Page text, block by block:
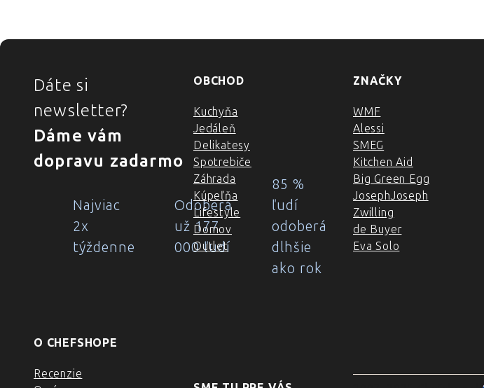
ZÁPÄTIE
Dáte si
newsletter?
Dáme vám
dopravu zadarmo
Najviac
2x
týždenne
Odoberá
už 177
000 ľudí
85 %
ľudí
odoberá
dlhšie
ako rok
OBCHOD
Kuchyňa
Jedáleň
Delikatesy
Spotrebiče
Záhrada
Kúpeľňa
Lifestyle
Domov
Outlet
ZNAČKY
WMF
Alessi
SMEG
Kitchen Aid
Big Green Egg
JosephJoseph
Zwilling
de Buyer
Eva Solo
O CHEFSHOPE
Recenzie